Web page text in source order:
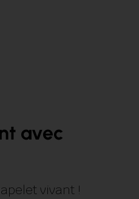
avec
vivant !